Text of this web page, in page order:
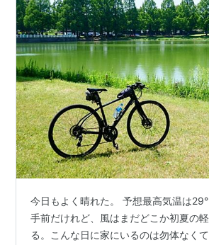
今日もよく晴れた。 予想最高気温は
手前だけれど、風はまだどこか初夏の
る。こんな日に家にいるのは勿体なく